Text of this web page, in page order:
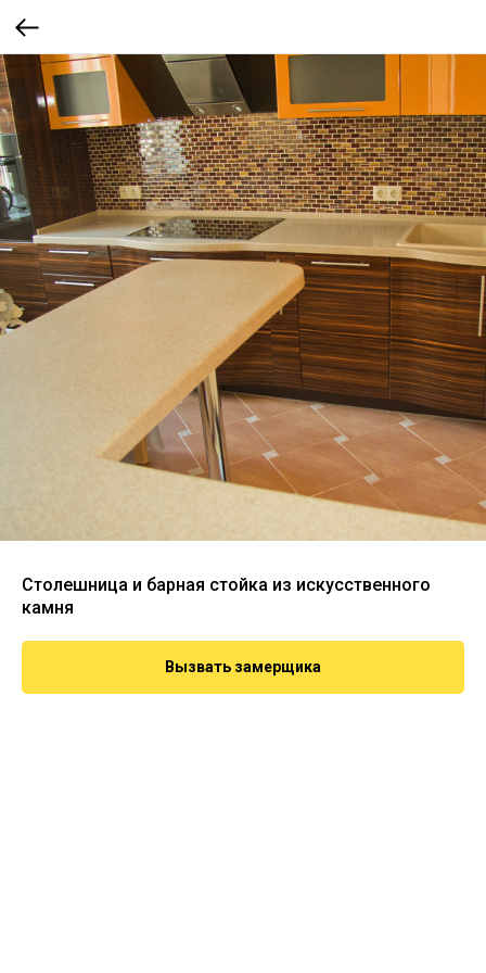
Столешница и барная стойка из искусственного
камня
Вызвать замерщика